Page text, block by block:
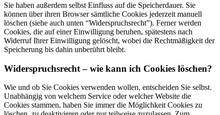
Sie haben außerdem selbst Einfluss auf die Speicherdauer. Sie
können über ihren Browser sämtliche Cookies jederzeit manuell
löschen (siehe auch unten “Widerspruchsrecht”). Ferner werden
Cookies, die auf einer Einwilligung beruhen, spätestens nach
Widerruf Ihrer Einwilligung gelöscht, wobei die Rechtmäßigkeit der
Speicherung bis dahin unberührt bleibt.
Widerspruchsrecht – wie kann ich Cookies löschen?
Wie und ob Sie Cookies verwenden wollen, entscheiden Sie selbst.
Unabhängig von welchem Service oder welcher Website die
Cookies stammen, haben Sie immer die Möglichkeit Cookies zu